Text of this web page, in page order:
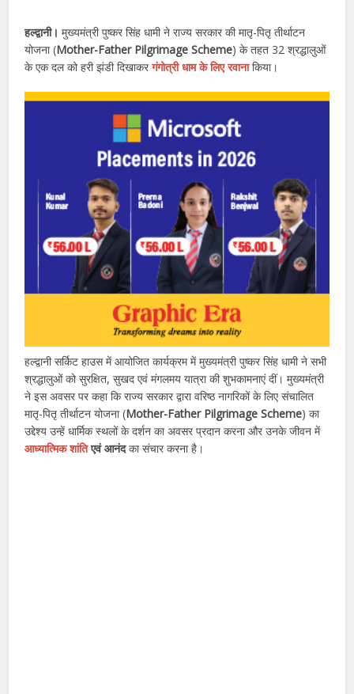
हल्द्वानी।मुख्यमंत्री पुष्कर सिंह धामी ने राज्य सरकार की मातृ-पितृ तीर्थाटन
योजना (Mother-Father Pilgrimage Scheme) के तहत 32 श्रद्धालुओं
के एक दल को हरी झंडी दिखाकरगंगोत्री धाम के लिए रवानाकिया।
हल्द्वानी सर्किट हाउस में आयोजित कार्यक्रम में मुख्यमंत्री पुष्कर सिंह धामी ने सभी
श्रद्धालुओं को सुरक्षित, सुखद एवं मंगलमय यात्रा की शुभकामनाएं दीं। मुख्यमंत्री
ने इस अवसर पर कहा कि राज्य सरकार द्वारा वरिष्ठ नागरिकों के लिए संचालित
मातृ-पितृ तीर्थाटन योजना (Mother-Father Pilgrimage Scheme) का
उद्देश्य उन्हें धार्मिक स्थलों के दर्शन का अवसर प्रदान करना और उनके जीवन में
आध्यात्मिक शांतिएवं आनंदका संचार करना है।